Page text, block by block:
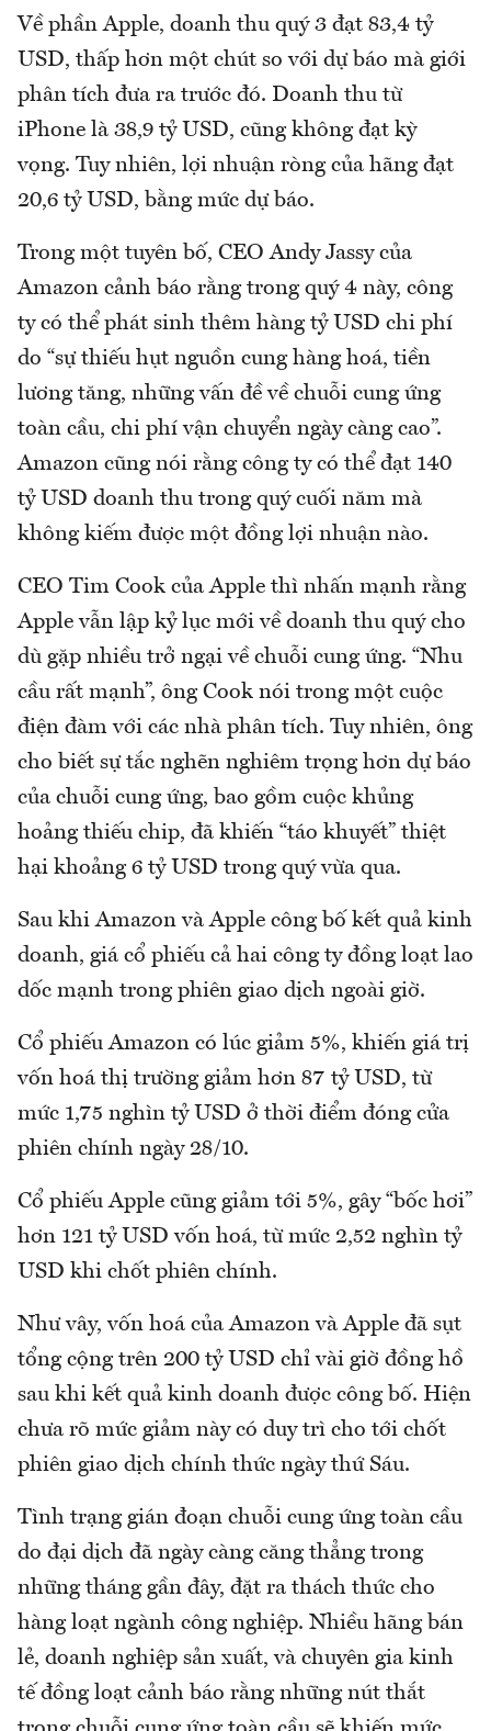
Về phần Apple, doanh thu quý 3 đạt 83,4 tỷ
USD, thấp hơn một chút so với dự báo mà giới
phân tích đưa ra trước đó. Doanh thu từ
iPhone là 38,9 tỷ USD, cũng không đạt kỳ
vọng. Tuy nhiên, lợi nhuận ròng của hãng đạt
20,6 tỷ USD, bằng mức dự báo.
Trong một tuyên bố, CEO Andy Jassy của
Amazon cảnh báo rằng trong quý 4 này, công
ty có thể phát sinh thêm hàng tỷ USD chi phí
do “sự thiếu hụt nguồn cung hàng hoá, tiền
lương tăng, những vấn đề về chuỗi cung ứng
toàn cầu, chi phí vận chuyển ngày càng cao”.
Amazon cũng nói rằng công ty có thể đạt 140
tỷ USD doanh thu trong quý cuối năm mà
không kiếm được một đồng lợi nhuận nào.
CEO Tim Cook của Apple thì nhấn mạnh rằng
Apple vẫn lập kỷ lục mới về doanh thu quý cho
dù gặp nhiều trở ngại về chuỗi cung ứng. “Nhu
cầu rất mạnh”, ông Cook nói trong một cuộc
điện đàm với các nhà phân tích. Tuy nhiên, ông
cho biết sự tắc nghẽn nghiêm trọng hơn dự báo
của chuỗi cung ứng, bao gồm cuộc khủng
hoảng thiếu chip, đã khiến “táo khuyết” thiệt
hại khoảng 6 tỷ USD trong quý vừa qua.
Sau khi Amazon và Apple công bố kết quả kinh
doanh, giá cổ phiếu cả hai công ty đồng loạt lao
dốc mạnh trong phiên giao dịch ngoài giờ.
Cổ phiếu Amazon có lúc giảm 5%, khiến giá trị
vốn hoá thị trường giảm hơn 87 tỷ USD, từ
mức 1,75 nghìn tỷ USD ở thời điểm đóng cửa
phiên chính ngày 28/10.
Cổ phiếu Apple cũng giảm tới 5%, gây “bốc hơi”
hơn 121 tỷ USD vốn hoá, từ mức 2,52 nghìn tỷ
USD khi chốt phiên chính.
Như vây, vốn hoá của Amazon và Apple đã sụt
tổng cộng trên 200 tỷ USD chỉ vài giờ đồng hồ
sau khi kết quả kinh doanh được công bố. Hiện
chưa rõ mức giảm này có duy trì cho tới chốt
phiên giao dịch chính thức ngày thứ Sáu.
Tình trạng gián đoạn chuỗi cung ứng toàn cầu
do đại dịch đã ngày càng căng thẳng trong
những tháng gần đây, đặt ra thách thức cho
hàng loạt ngành công nghiệp. Nhiều hãng bán
lẻ, doanh nghiệp sản xuất, và chuyên gia kinh
tế đồng loạt cảnh báo rằng những nút thắt